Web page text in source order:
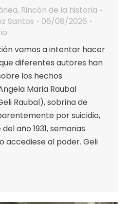
, Rincón de la historia
Santos
06/08/2026
vamos a intentar hacer
diferentes autores han
los hechos
Maria Raubal
Raubal), sobrina de
por suicidio,
año 1931, semanas
accediese al poder. Geli